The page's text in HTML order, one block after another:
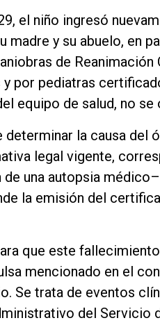
el niño ingresó
madre y su abuelo, en
de Reanimación
por pediatras
equipo de salud, no se
determinar la causa del
legal vigente,
una autopsia
la emisión del
que este
mencionado en el
Se trata de eventos
del Servicio